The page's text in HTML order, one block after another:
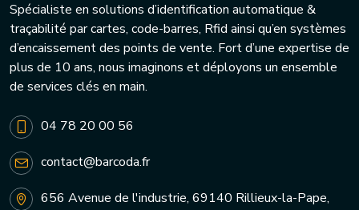
Spécialiste en solutions d’identification automatique &
traçabilité par cartes, code-barres, Rfid ainsi qu’en systèmes
d’encaissement des points de vente. Fort d’une expertise de
plus de 10 ans, nous imaginons et déployons un ensemble
de services clés en main.
04 78 20 00 56
contact@barcoda.fr
656 Avenue de l'industrie, 69140 Rillieux-la-Pape,